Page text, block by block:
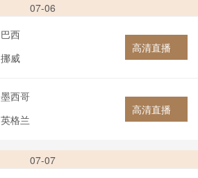
07-06
巴西
挪威
高清直播
墨西哥
英格兰
高清直播
07-07